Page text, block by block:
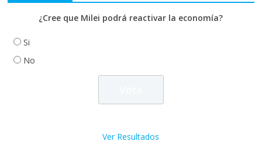
¿Cree que Milei podrá reactivar la economía?
Si
No
Ver Resultados